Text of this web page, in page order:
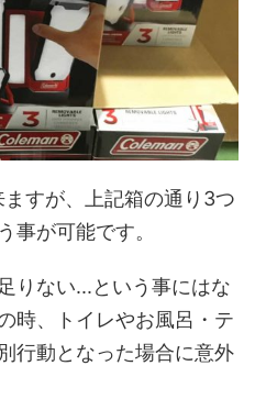
すが、上記箱の通り3つ
事が可能です。
りない...という事にはな
時、トイレやお風呂・テ
行動となった場合に意外